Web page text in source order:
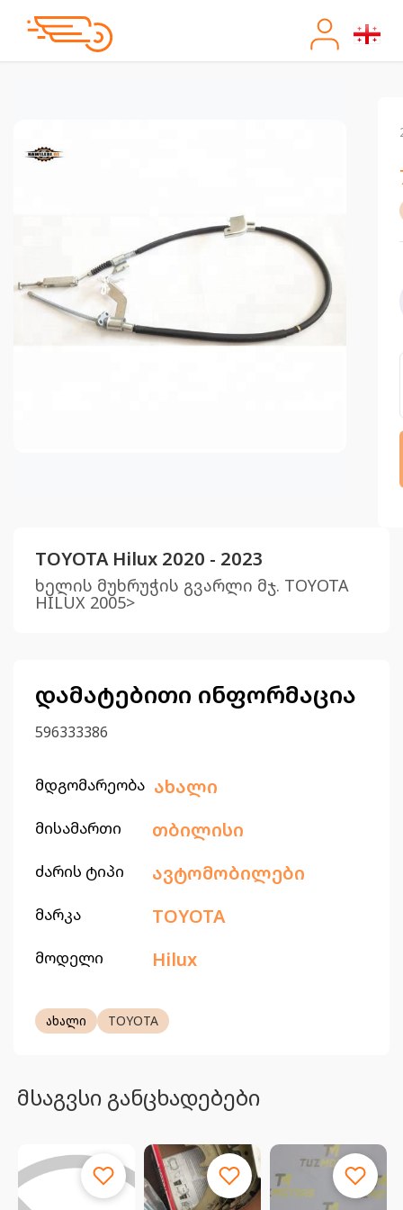
TOYOTA Hilux 2020 - 2023
ხელის მუხრუჭის გვარლი მჯ. TOYOTA
HILUX 2005>
დამატებითი ინფორმაცია
596333386
მდგომარეობა ახალი
მისამართი თბილისი
ძარის ტიპი ავტომობილები
მარკა TOYOTA
მოდელი Hilux
ახალი TOYOTA
მსაგვსი განცხადებები